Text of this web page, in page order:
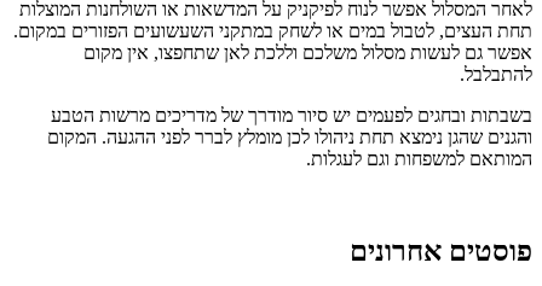
לאחר המסלול אפשר לנוח לפיקניק על המדשאות או השולחנות המוצלות
תחת העצים, לטבול במים או לשחק במתקני השעשועים הפזורים במקום.
אפשר גם לעשות מסלול משלכם וללכת לאן שתחפצו, אין מקום
להתבלבל.
בשבתות ובחגים לפעמים יש סיור מודרך של מדריכים מרשות הטבע
והגנים שהגן נימצא תחת ניהולו לכן מומלץ לברר לפני ההגעה. המקום
המותאם למשפחות וגם לעגלות.
פוסטים אחרונים